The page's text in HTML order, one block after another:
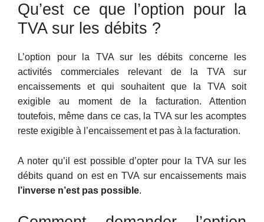
Qu’est ce que l’option pour la
TVA sur les débits ?
L’option pour la TVA sur les débits concerne les
activités commerciales relevant de la TVA sur
encaissements et qui souhaitent que la TVA soit
exigible au moment de la facturation. Attention
toutefois, même dans ce cas, la TVA sur les acomptes
reste exigible à l’encaissement et pas à la facturation.
A noter qu’il est possible d’opter pour la TVA sur les
débits quand on est en TVA sur encaissements mais
l’inverse n’est pas possible.